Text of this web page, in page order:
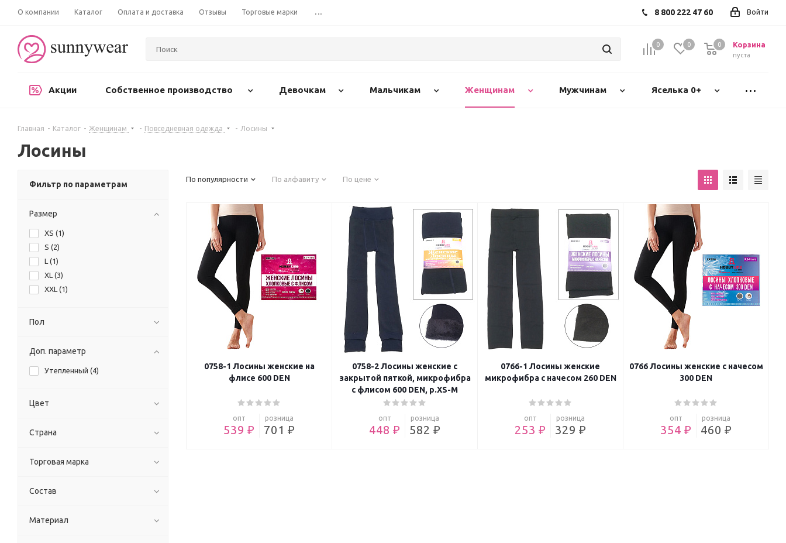
О компании Каталог Оплата и доставка Отзывы Торговые марки ... Войти
8 800 222 47 60
0 0 Корзина
пуста
0
Акции Собственное производство Девочкам Мальчикам Женщинам Мужчинам Яселька 0+
Главная - Каталог - Женщинам - Повседневная одежда - Лосины
Лосины
По популярности По алфавиту По цене
0758-1 Лосины женские на
флисе 600 DEN
опт
539 ₽
розница
701 ₽
0758-2 Лосины женские с
закрытой пяткой, микрофибра
с флисом 600 DEN, р.XS-M
опт
448 ₽
розница
582 ₽
0766-1 Лосины женские
микрофибра с начесом 260 DEN
опт
253 ₽
розница
329 ₽
0766 Лосины женские с начесом
300 DEN
опт
354 ₽
розница
460 ₽
Фильтр по параметрам
Размер
XS (1)
S (2)
L (1)
XL (3)
XXL (1)
Пол
Доп. параметр
Утепленный (4)
Цвет
Страна
Торговая марка
Состав
Материал